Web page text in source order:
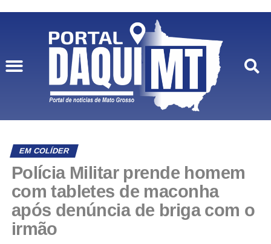
EM COLÍDER
Polícia Militar prende homem
com tabletes de maconha
após denúncia de briga com o
irmão